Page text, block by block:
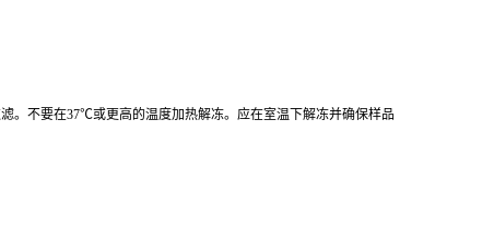
。不要在37℃或更高的温度加热解冻。应在室温下解冻并确保样品